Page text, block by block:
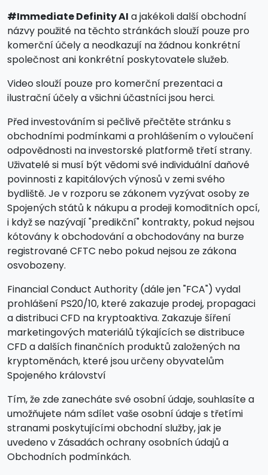
#Immediate Definity AI a jakékoli další obchodní
názvy použité na těchto stránkách slouží pouze pro
komerční účely a neodkazují na žádnou konkrétní
společnost ani konkrétní poskytovatele služeb.
Video slouží pouze pro komerční prezentaci a
ilustrační účely a všichni účastníci jsou herci.
Před investováním si pečlivě přečtěte stránku s
obchodními podmínkami a prohlášením o vyloučení
odpovědnosti na investorské platformě třetí strany.
Uživatelé si musí být vědomi své individuální daňové
povinnosti z kapitálových výnosů v zemi svého
bydliště. Je v rozporu se zákonem vyzývat osoby ze
Spojených států k nákupu a prodeji komoditních opcí,
i když se nazývají "predikční" kontrakty, pokud nejsou
kótovány k obchodování a obchodovány na burze
registrované CFTC nebo pokud nejsou ze zákona
osvobozeny.
Financial Conduct Authority (dále jen "FCA") vydal
prohlášení PS20/10, které zakazuje prodej, propagaci
a distribuci CFD na kryptoaktiva. Zakazuje šíření
marketingových materiálů týkajících se distribuce
CFD a dalších finančních produktů založených na
kryptoměnách, které jsou určeny obyvatelům
Spojeného království
Tím, že zde zanecháte své osobní údaje, souhlasíte a
umožňujete nám sdílet vaše osobní údaje s třetími
stranami poskytujícími obchodní služby, jak je
uvedeno v Zásadách ochrany osobních údajů a
Obchodních podmínkách.